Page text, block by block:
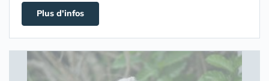
Plus d'infos